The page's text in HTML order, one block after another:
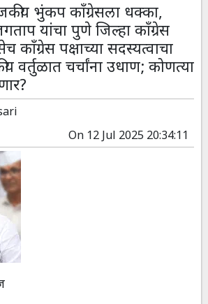
भुंकप काँग्रेसला धक्का,
यांचा पुणे जिल्हा काँग्रेस
काँग्रेस पक्षाच्या सदस्यत्वाचा
वर्तुळात चर्चांना उधाण; कोणत्या
On 12 Jul 2025 20:34:11